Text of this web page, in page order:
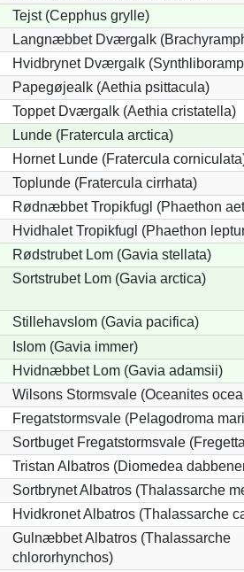
Tejst (Cepphus grylle)
Langnæbbet Dværgalk
Hvidbrynet Dværgalk
Papegøjealk (Aethia psittacula)
Toppet Dværgalk (Aethia cristatella)
Lunde (Fratercula arctica)
Hornet Lunde (Fratercula
Toplunde (Fratercula cirrhata)
Rødnæbbet Tropikfugl (Phaethon
Hvidhalet Tropikfugl (Phaethon
Rødstrubet Lom (Gavia stellata)
Sortstrubet Lom (Gavia arctica)
Stillehavslom (Gavia pacifica)
Islom (Gavia immer)
Hvidnæbbet Lom (Gavia adamsii)
Wilsons Stormsvale (Oceanites
Fregatstormsvale (Pelagodroma
Sortbuget Fregatstormsvale
Tristan Albatros (Diomedea
Sortbrynet Albatros (Thalassarche
Hvidkronet Albatros (Thalassarche
Gulnæbbet Albatros (Thalassarche
chlororhynchos)